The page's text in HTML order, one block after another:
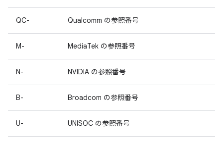
QC- Qualcomm の参照番号
M- MediaTek の参照番号
N- NVIDIA の参照番号
B- Broadcom の参照番号
U- UNISOC の参照番号